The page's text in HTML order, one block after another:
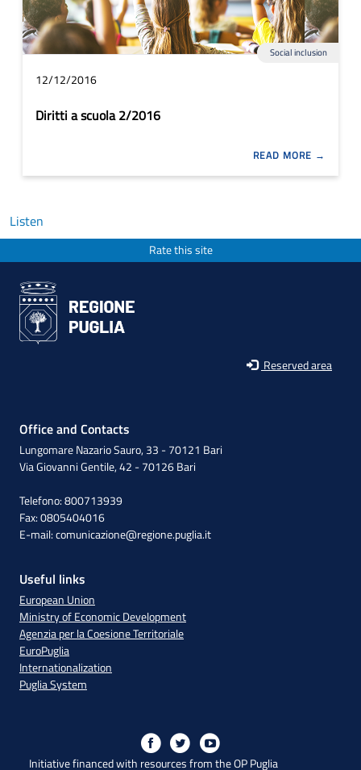
Social inclusion
12/12/2016
Diritti a scuola 2/2016
READ MORE
Listen
Rate this site
Reserved area
Office and Contacts
Lungomare Nazario Sauro, 33 - 70121 Bari
Via Giovanni Gentile, 42 - 70126 Bari
Telefono: 800713939
Fax: 0805404016
E-mail:comunicazione@regione.puglia.it
Useful links
European Union
Ministry of Economic Development
Agenzia per la Coesione Territoriale
EuroPuglia
Internationalization
Puglia System
Initiative financed with resources from the OP Puglia